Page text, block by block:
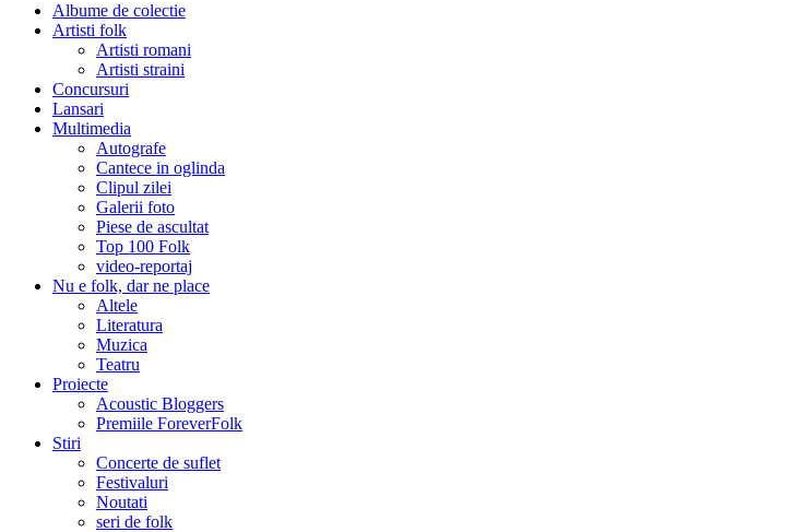
Albume de colectie
Artisti folk
Artisti romani
Artisti straini
Concursuri
Lansari
Multimedia
Autografe
Cantece in oglinda
Clipul zilei
Galerii foto
Piese de ascultat
Top 100 Folk
video-reportaj
Nu e folk, dar ne place
Altele
Literatura
Muzica
Teatru
Proiecte
Acoustic Bloggers
Premiile ForeverFolk
Stiri
Concerte de suflet
Festivaluri
Noutati
seri de folk